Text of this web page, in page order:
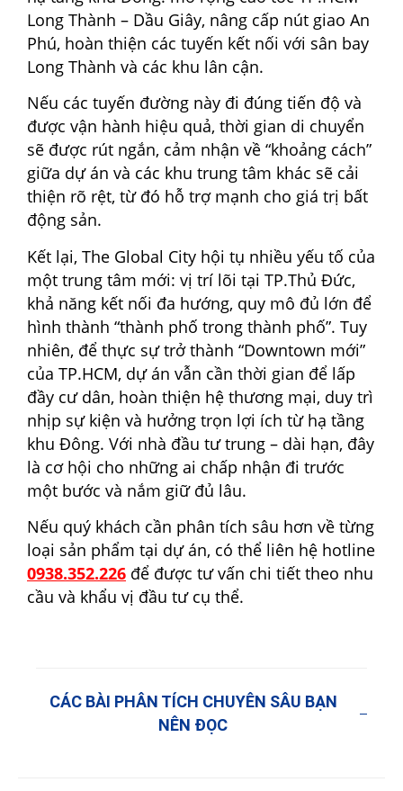
Long Thành – Dầu Giây, nâng cấp nút giao An
Phú, hoàn thiện các tuyến kết nối với sân bay
Long Thành và các khu lân cận.
Nếu các tuyến đường này đi đúng tiến độ và
được vận hành hiệu quả, thời gian di chuyển
sẽ được rút ngắn, cảm nhận về “khoảng cách”
giữa dự án và các khu trung tâm khác sẽ cải
thiện rõ rệt, từ đó hỗ trợ mạnh cho giá trị bất
động sản.
Kết lại, The Global City hội tụ nhiều yếu tố của
một trung tâm mới: vị trí lõi tại TP.Thủ Đức,
khả năng kết nối đa hướng, quy mô đủ lớn để
hình thành “thành phố trong thành phố”. Tuy
nhiên, để thực sự trở thành “Downtown mới”
của TP.HCM, dự án vẫn cần thời gian để lấp
đầy cư dân, hoàn thiện hệ thương mại, duy trì
nhịp sự kiện và hưởng trọn lợi ích từ hạ tầng
khu Đông. Với nhà đầu tư trung – dài hạn, đây
là cơ hội cho những ai chấp nhận đi trước
một bước và nắm giữ đủ lâu.
Nếu quý khách cần phân tích sâu hơn về từng
loại sản phẩm tại dự án, có thể liên hệ hotline
0938.352.226 để được tư vấn chi tiết theo nhu
cầu và khẩu vị đầu tư cụ thể.
CÁC BÀI PHÂN TÍCH CHUYÊN SÂU BẠN
NÊN ĐỌC